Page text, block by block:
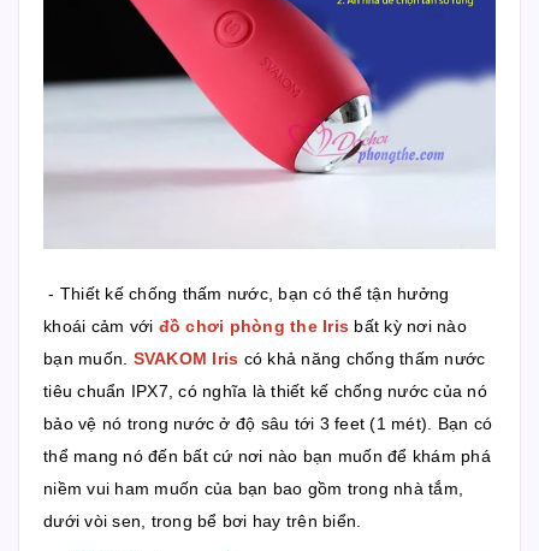
- Thiết kế chống thấm nước, bạn có thể tận hưởng
khoái cảm với đồ chơi phòng the Iris bất kỳ nơi nào
bạn muốn. SVAKOM Iris có khả năng chống thấm nước
tiêu chuẩn IPX7, có nghĩa là thiết kế chống nước của nó
bảo vệ nó trong nước ở độ sâu tới 3 feet (1 mét). Bạn có
thể mang nó đến bất cứ nơi nào bạn muốn để khám phá
niềm vui ham muốn của bạn bao gồm trong nhà tắm,
dưới vòi sen, trong bể bơi hay trên biển.